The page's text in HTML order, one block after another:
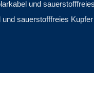
und
sauerstofffreies Kupfer